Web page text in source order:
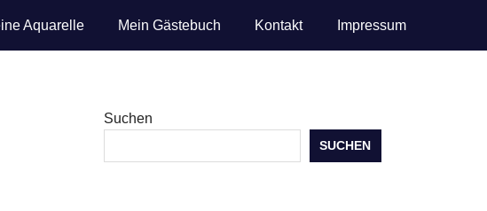
Aquarelle Mein Gästebuch Kontakt Impressum
Suchen
SUCHEN